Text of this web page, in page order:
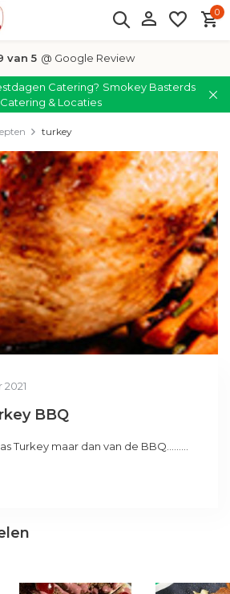
0
van 5 @ Google Review
Catering? Smokey Basterds
Catering & Locaties
turkey
2021
BBQ
Turkey maar dan van de BBQ.........